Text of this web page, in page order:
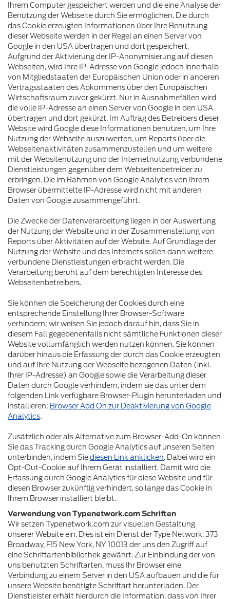
Ihrem Computer gespeichert werden und die eine Analyse der
Benutzung der Webseite durch Sie ermöglichen. Die durch
das Cookie erzeugten Informationen über Ihre Benutzung
dieser Webseite werden in der Regel an einen Server von
Google in den USA übertragen und dort gespeichert.
Aufgrund der Aktivierung der IP-Anonymisierung auf diesen
Webseiten, wird Ihre IP-Adresse von Google jedoch innerhalb
von Mitgliedstaaten der Europäischen Union oder in anderen
Vertragsstaaten des Abkommens über den Europäischen
Wirtschaftsraum zuvor gekürzt. Nur in Ausnahmefällen wird
die volle IP-Adresse an einen Server von Google in den USA
übertragen und dort gekürzt. Im Auftrag des Betreibers dieser
Website wird Google diese Informationen benutzen, um Ihre
Nutzung der Webseite auszuwerten, um Reports über die
Webseitenaktivitäten zusammenzustellen und um weitere
mit der Websitenutzung und der Internetnutzung verbundene
Dienstleistungen gegenüber dem Webseitenbetreiber zu
erbringen. Die im Rahmen von Google Analytics von Ihrem
Browser übermittelte IP-Adresse wird nicht mit anderen
Daten von Google zusammengeführt.
Die Zwecke der Datenverarbeitung liegen in der Auswertung
der Nutzung der Website und in der Zusammenstellung von
Reports über Aktivitäten auf der Website. Auf Grundlage der
Nutzung der Website und des Internets sollen dann weitere
verbundene Dienstleistungen erbracht werden. Die
Verarbeitung beruht auf dem berechtigten Interesse des
Webseitenbetreibers.
Sie können die Speicherung der Cookies durch eine
entsprechende Einstellung Ihrer Browser-Software
verhindern; wir weisen Sie jedoch darauf hin, dass Sie in
diesem Fall gegebenenfalls nicht sämtliche Funktionen dieser
Website vollumfänglich werden nutzen können. Sie können
darüber hinaus die Erfassung der durch das Cookie erzeugten
und auf Ihre Nutzung der Webseite bezogenen Daten (inkl.
Ihrer IP-Adresse) an Google sowie die Verarbeitung dieser
Daten durch Google verhindern, indem sie das unter dem
folgenden Link verfügbare Browser-Plugin herunterladen und
installieren: Browser Add On zur Deaktivierung von Google
Analytics.
Zusätzlich oder als Alternative zum Browser-Add-On können
Sie das Tracking durch Google Analytics auf unseren Seiten
unterbinden, indem Siediesen Link anklicken. Dabei wird ein
Opt-Out-Cookie auf Ihrem Gerät installiert. Damit wird die
Erfassung durch Google Analytics für diese Website und für
diesen Browser zukünftig verhindert, so lange das Cookie in
Ihrem Browser installiert bleibt.
Verwendung von Typenetwork.com Schriften
Wir setzen Typenetwork.com zur visuellen Gestaltung
unserer Website ein. Dies ist ein Dienst der Type Network, 373
Broadway, F15 New York, NY 10013 der uns den Zugriff auf
eine Schriftartenbibliothek gewährt. Zur Einbindung der von
uns benutzten Schriftarten, muss Ihr Browser eine
Verbindung zu einem Server in den USA aufbauen und die für
unsere Website benötigte Schriftart herunterladen. Der
Dienstleister erhält hierdurch die Information, dass von Ihrer